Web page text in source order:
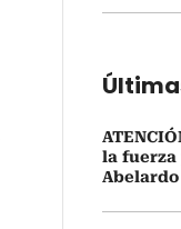
la fuerza